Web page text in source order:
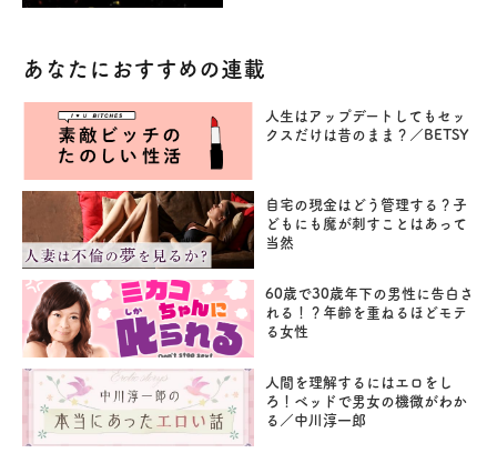
あなたにおすすめの連載
人生はアップデートしてもセッ
クスだけは昔のまま？／BETSY
自宅の現金はどう管理する？子
どもにも魔が刺すことはあって
当然
60歳で30歳年下の男性に告白さ
れる！？年齢を重ねるほどモテ
る女性
人間を理解するにはエロをし
ろ！ベッドで男女の機微がわか
る／中川淳一郎